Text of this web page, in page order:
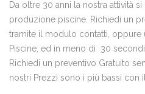
Da oltre 30 anni la nostra attività
produzione piscine. Richiedi un
tramite il modulo contatti,
Piscine, ed in meno di 30 secondi
Richiedi un preventivo Gratuito
nostri Prezzi sono i più bassi con